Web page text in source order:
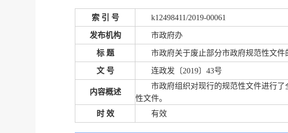
索 引 号 k12498411/2019-00061
发布机构 市政府办
标 题 市政府关于废止部分市政府规范性文件
文 号 连政发〔2019〕43号
内容概述
市政府组织对现行的规范性文件进行
性文件。
时 效
有效